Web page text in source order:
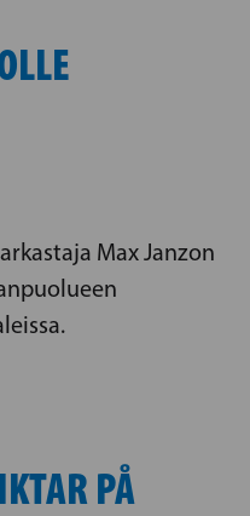
Max Janzon
PÅ